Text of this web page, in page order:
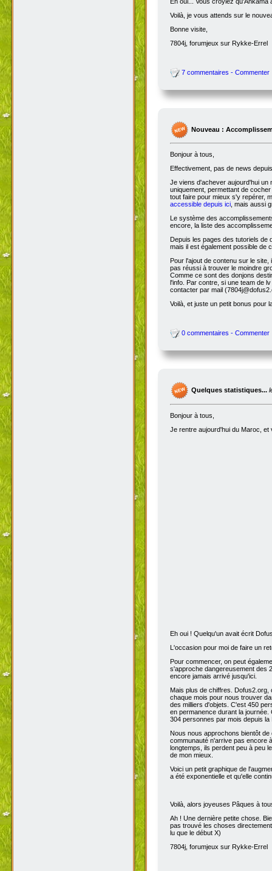
Un petit fait divers, pour que
véritablement existée ? Oui, il
de soulèvement de Strasbourg
Comme on est toujours mieux
j'ai pu prendre lors de ma visite
Voilà, je vous attends sur le
Bonne visite,
7 commentaires - Commenter
Nouveau :
Bonjour à tous,
Effectivement, pas de news
Je viens d'achever aujourd'hui
uniquement, permettant de
tout faire pour mieux s'y repérer,
accessible depuis ici, mais aussi
Le système des
encore, la liste des
Depuis les pages des tutoriels de
mais il est également possible de
pas réussi à trouver le moindre
Comme ce sont des donjons
contacter par mail
0 commentaires - Commenter
Eh oui ! Quelqu'un avait écrit
L'occasion pour moi de faire un
Pour commencer, on peut
s'approche dangereusement des
encore jamais arrivé jusqu'ici.
Mais plus de chiffres.
chaque mois pour nous trouver
des milliers d'objets. C'est 450
en permanence durant la
304 personnes par mois depuis
communauté n'arrive pas encore
longtemps, ils perdent peu à peu
de mon mieux.
Voici un petit graphique de
a été exponentielle et qu'elle